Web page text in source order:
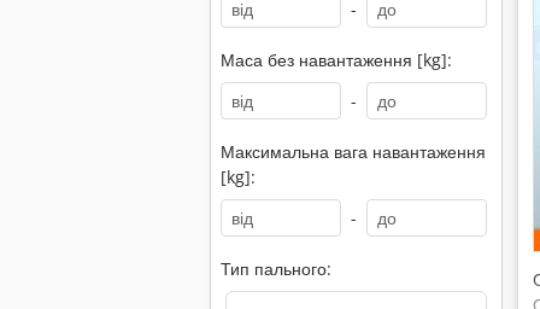
-
Маса без навантаження [kg]:
-
Максимальна вага навантаження
[kg]:
-
Тип пального: